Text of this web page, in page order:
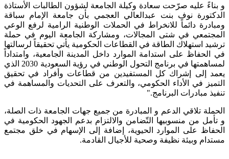
و بناءً عليه صرّحت سعادة وكيلة الجامعة لشؤون الطالبات الأستاذة
الدكتورة نوف بنت عبدالعالي العجمي بأن جامعة الإمام سباقة
ومبادرة دائماً للانخراط في الحملات الوطنية الرامية لرفع الوعي
المجتمعي في شتى المجالات، ومشاركة الجامعة اليوم في حملة
ترشيد استهلاك الطاقة في القطاعات الحكومية يأتي تحقيقاً لرسالتها
في الحفاظ على استدامة الموارد داخل المدينة الجامعية، وامتداداً
لمساهمتها في برنامج التحول الوطني في رؤية السعودية 2030 الذي
يعمد إلى إشراك كل المستفيدين من قطاعات وأفراد في تحقيق
التميز في الأداء الحكومي، والتعرف على التحديات والمساهمة في
تنفيذ مبادرات البرنامج."
الحملة تلاقي الدعم و المبادرة من جميع جهات الجامعة ذات الصلة،
و تأمل من منسوبيها التّضامن والالتزام بدعم الجهود الحكومية في
الحفاظ على الموارد الحيوية، إضافة إلى الإسهام في خلق مجتمع
مستدام وبيئة نظيفة وصحية للأجيال القادمة.​​